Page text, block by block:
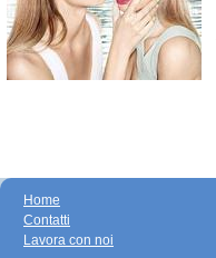
Home
Contatti
Lavora con noi